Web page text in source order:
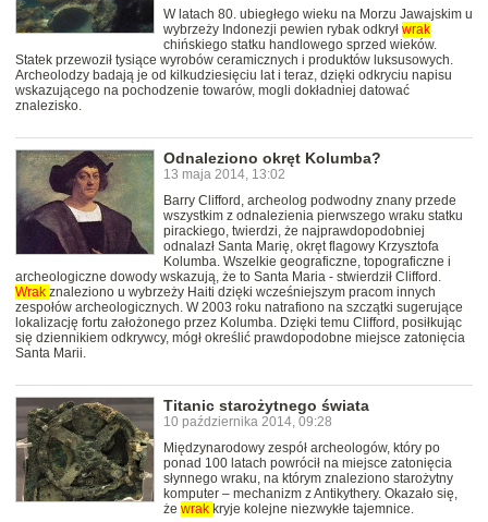
W latach 80. ubiegłego wieku na Morzu Jawajskim u
wybrzeży Indonezji pewien rybak odkrył wrak
chińskiego statku handlowego sprzed wieków.
Statek przewoził tysiące wyrobów ceramicznych i produktów luksusowych.
Archeolodzy badają je od kilkudziesięciu lat i teraz, dzięki odkryciu napisu
wskazującego na pochodzenie towarów, mogli dokładniej datować
znalezisko.
Odnaleziono okręt Kolumba?
13 maja 2014, 13:02
Barry Clifford, archeolog podwodny znany przede
wszystkim z odnalezienia pierwszego wraku statku
pirackiego, twierdzi, że najprawdopodobniej
odnalazł Santa Marię, okręt flagowy Krzysztofa
Kolumba. Wszelkie geograficzne, topograficzne i
archeologiczne dowody wskazują, że to Santa Maria - stwierdził Clifford.
Wrak znaleziono u wybrzeży Haiti dzięki wcześniejszym pracom innych
zespołów archeologicznych. W 2003 roku natrafiono na szczątki sugerujące
lokalizację fortu założonego przez Kolumba. Dzięki temu Clifford, posiłkując
się dziennikiem odkrywcy, mógł określić prawdopodobne miejsce zatonięcia
Santa Marii.
Titanic starożytnego świata
10 października 2014, 09:28
Międzynarodowy zespół archeologów, który po
ponad 100 latach powrócił na miejsce zatonięcia
słynnego wraku, na którym znaleziono starożytny
komputer – mechanizm z Antikythery. Okazało się,
że wrak kryje kolejne niezwykłe tajemnice.